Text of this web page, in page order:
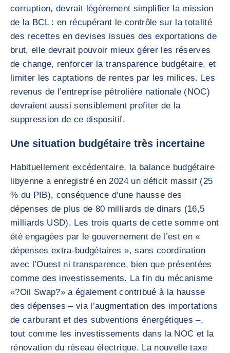
corruption, devrait légèrement simplifier la mission
de la BCL : en récupérant le contrôle sur la totalité
des recettes en devises issues des exportations de
brut, elle devrait pouvoir mieux gérer les réserves
de change, renforcer la transparence budgétaire, et
limiter les captations de rentes par les milices. Les
revenus de l’entreprise pétrolière nationale (NOC)
devraient aussi sensiblement profiter de la
suppression de ce dispositif.
Une situation budgétaire très incertaine
Habituellement excédentaire, la balance budgétaire
libyenne a enregistré en 2024 un déficit massif (25
% du PIB), conséquence d’une hausse des
dépenses de plus de 80 milliards de dinars (16,5
milliards USD). Les trois quarts de cette somme ont
été engagées par le gouvernement de l’est en «
dépenses extra-budgétaires », sans coordination
avec l’Ouest ni transparence, bien que présentées
comme des investissements. La fin du mécanisme
«?Oil Swap?» a également contribué à la hausse
des dépenses – via l’augmentation des importations
de carburant et des subventions énergétiques –,
tout comme les investissements dans la NOC et la
rénovation du réseau électrique. La nouvelle taxe